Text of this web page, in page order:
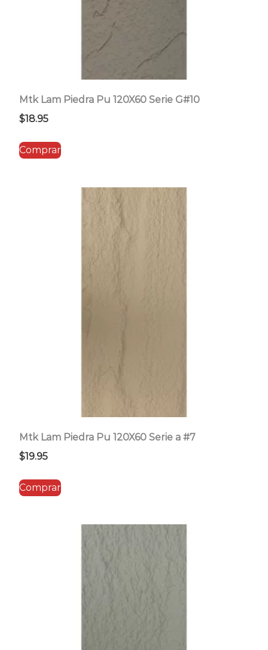
Mtk Lam Piedra Pu 120X60 Serie G#10
$18.95
Comprar
Mtk Lam Piedra Pu 120X60 Serie a #7
$19.95
Comprar